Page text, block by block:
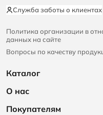
Служба заботы о клиентах
Политика организации в
данных на сайте
Вопросы по качеству
Каталог
О нас
Покупателям